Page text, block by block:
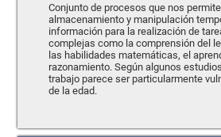
Conjunto de procesos que nos
almacenamiento y manipulación
información para la realización de
complejas como la comprensión del
las habilidades matemáticas, el
razonamiento. Según algunos
trabajo parece ser particularmente
de la edad.